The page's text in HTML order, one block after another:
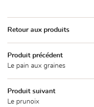
La boutique
produits
Actualités
Retour aux produits
Produit précédent
Le pain aux graines
Produit suivant
Le prunoix